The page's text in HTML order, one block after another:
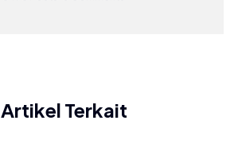
Artikel Terkait